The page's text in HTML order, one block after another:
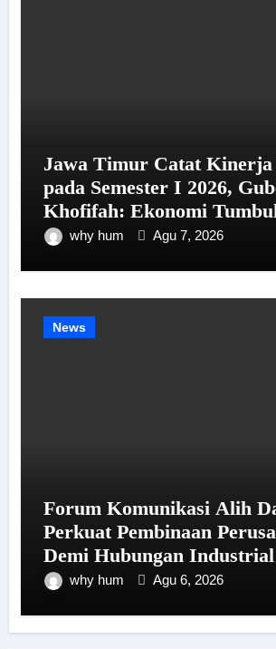
Jawa Timur Catat Kinerja
pada Semester I 2026,
Khofifah: Ekonomi
Tertinggi se-Pulau Jawa,
why hum Agu 7, 2026
News
Forum Komunikasi Alih
Perkuat Pembinaan
Demi Hubungan
Harmonis
why hum Agu 6, 2026